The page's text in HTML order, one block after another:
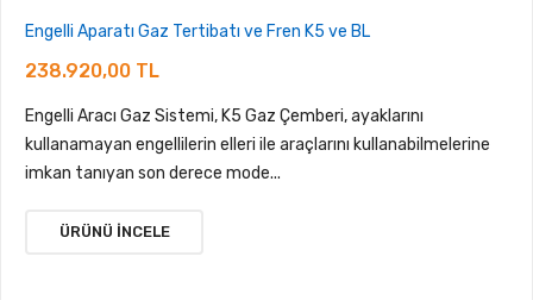
Engelli Aparatı Gaz Tertibatı ve Fren K5 ve BL
238.920,00 TL
Engelli Aracı Gaz Sistemi, K5 Gaz Çemberi, ayaklarını
kullanamayan engellilerin elleri ile araçlarını kullanabilmelerine
imkan tanıyan son derece mode...
ÜRÜNÜ İNCELE